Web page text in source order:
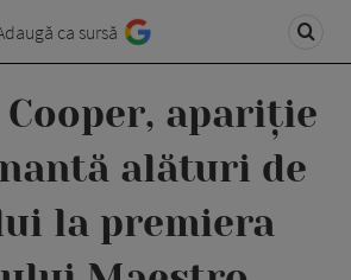
ca sursă
apariție
alături de
la premiera